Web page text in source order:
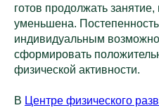
готов продолжать
уменьшена.
индивидуальным
сформировать
физической активности.
В Центре физического